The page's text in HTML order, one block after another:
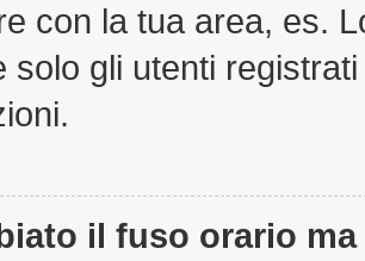
con la tua area, es.
solo gli utenti
il fuso orario